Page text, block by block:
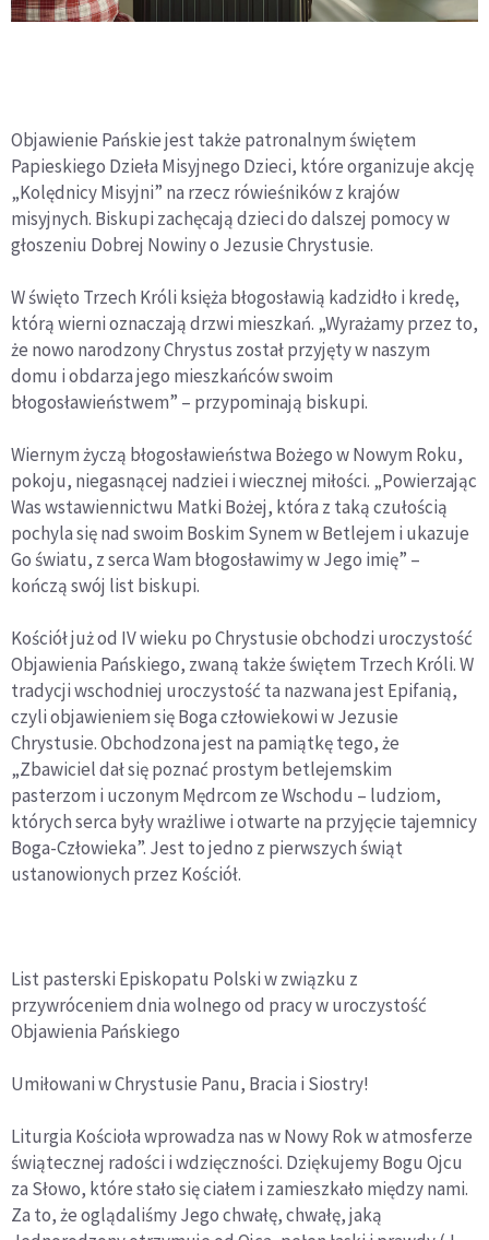
Objawienie Pańskie jest także patronalnym świętem
Papieskiego Dzieła Misyjnego Dzieci, które organizuje akcję
„Kolędnicy Misyjni” na rzecz rówieśników z krajów
misyjnych. Biskupi zachęcają dzieci do dalszej pomocy w
głoszeniu Dobrej Nowiny o Jezusie Chrystusie.
W święto Trzech Króli księża błogosławią kadzidło i kredę,
którą wierni oznaczają drzwi mieszkań. „Wyrażamy przez to,
że nowo narodzony Chrystus został przyjęty w naszym
domu i obdarza jego mieszkańców swoim
błogosławieństwem” – przypominają biskupi.
Wiernym życzą błogosławieństwa Bożego w Nowym Roku,
pokoju, niegasnącej nadziei i wiecznej miłości. „Powierzając
Was wstawiennictwu Matki Bożej, która z taką czułością
pochyla się nad swoim Boskim Synem w Betlejem i ukazuje
Go światu, z serca Wam błogosławimy w Jego imię” –
kończą swój list biskupi.
Kościół już od IV wieku po Chrystusie obchodzi uroczystość
Objawienia Pańskiego, zwaną także świętem Trzech Króli. W
tradycji wschodniej uroczystość ta nazwana jest Epifanią,
czyli objawieniem się Boga człowiekowi w Jezusie
Chrystusie. Obchodzona jest na pamiątkę tego, że
„Zbawiciel dał się poznać prostym betlejemskim
pasterzom i uczonym Mędrcom ze Wschodu – ludziom,
których serca były wrażliwe i otwarte na przyjęcie tajemnicy
Boga-Człowieka”. Jest to jedno z pierwszych świąt
ustanowionych przez Kościół.
List pasterski Episkopatu Polski w związku z
przywróceniem dnia wolnego od pracy w uroczystość
Objawienia Pańskiego
Umiłowani w Chrystusie Panu, Bracia i Siostry!
Liturgia Kościoła wprowadza nas w Nowy Rok w atmosferze
świątecznej radości i wdzięczności. Dziękujemy Bogu Ojcu
za Słowo, które stało się ciałem i zamieszkało między nami.
Za to, że oglądaliśmy Jego chwałę, chwałę, jaką